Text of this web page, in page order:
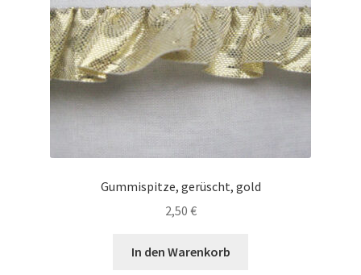
Gummispitze, gerüscht, gold
2,50 €
In den Warenkorb